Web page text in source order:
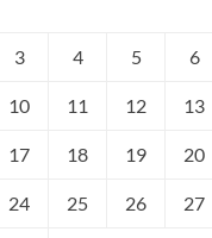
3 4 5 6
10 11 12 13
17 18 19 20
24 25 26 27